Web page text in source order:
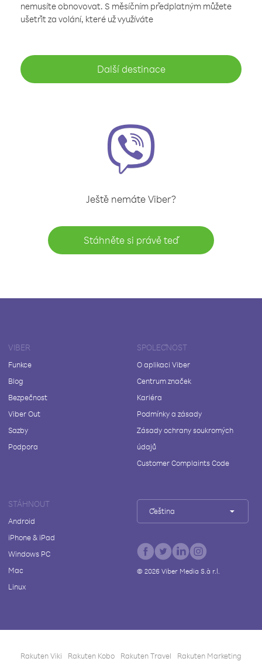
nemusíte obnovovat. S měsíčním předplatným můžete
ušetřit za volání, které už využíváte
Další destinace
Ještě nemáte Viber?
Stáhněte si právě teď
VIBER
Funkce
Blog
Bezpečnost
Viber Out
Sazby
Podpora
SPOLEČNOST
O aplikaci Viber
Centrum značek
Kariéra
Podmínky a zásady
Zásady ochrany soukromých
údajů
Customer Complaints Code
STÁHNOUT
Android
iPhone & iPad
Windows PC
Mac
Linux
Čeština
© 2026Viber Media S.à r.l.
Rakuten Viki Rakuten Kobo Rakuten Travel Rakuten Marketing